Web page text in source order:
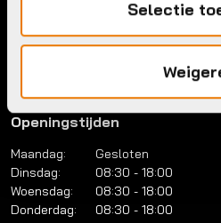
Selectie
036 5304422
Adres:
Brouwerstraat 8B
Openingstijden
Maandag:
Gesloten
Dinsdag:
08:30 - 18:00
Woensdag:
08:30 - 18:00
Donderdag:
08:30 - 18:00